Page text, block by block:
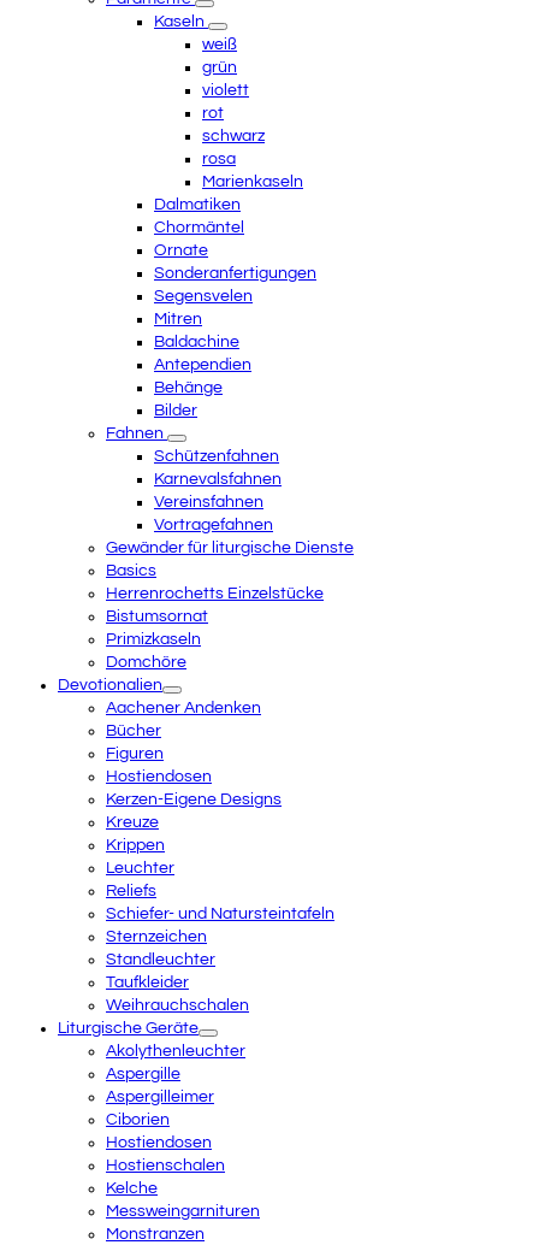
Kaseln
weiß
grün
violett
rot
schwarz
rosa
Marienkaseln
Dalmatiken
Chormäntel
Ornate
Sonderanfertigungen
Segensvelen
Mitren
Baldachine
Antependien
Behänge
Bilder
Fahnen
Schützenfahnen
Karnevalsfahnen
Vereinsfahnen
Vortragefahnen
Gewänder für liturgische Dienste
Basics
Herrenrochetts Einzelstücke
Bistumsornat
Primizkaseln
Domchöre
Devotionalien
Aachener Andenken
Bücher
Figuren
Hostiendosen
Kerzen-Eigene Designs
Kreuze
Krippen
Leuchter
Reliefs
Schiefer- und Natursteintafeln
Sternzeichen
Standleuchter
Taufkleider
Weihrauchschalen
Liturgische Geräte
Akolythenleuchter
Aspergille
Aspergilleimer
Ciborien
Hostiendosen
Hostienschalen
Kelche
Messweingarnituren
Monstranzen